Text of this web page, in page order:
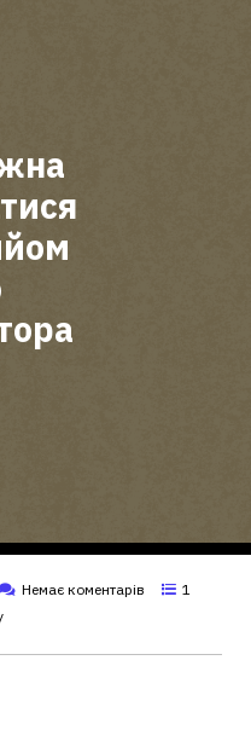
Немає коментарів
1